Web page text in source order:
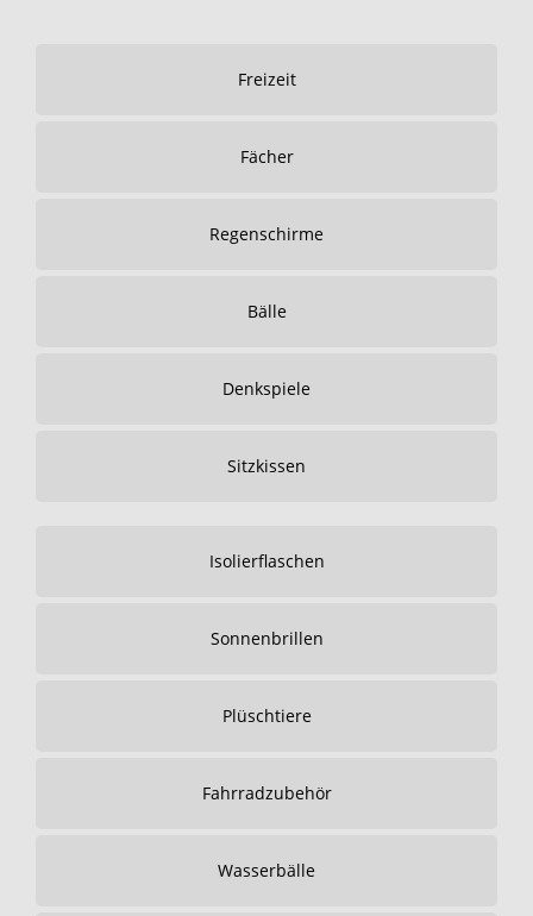
Freizeit
Fächer
Regenschirme
Bälle
Denkspiele
Sitzkissen
Isolierflaschen
Sonnenbrillen
Plüschtiere
Fahrradzubehör
Wasserbälle